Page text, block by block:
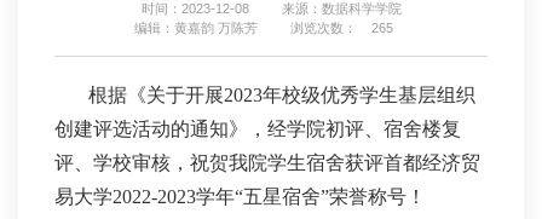
时间：2023-12-08
来源：数据科学学院
编辑：黄嘉韵 万陈芳
浏览次数： 265
根据《关于开展2023年校级优秀学生基层组织
创建评选活动的通知》，经学院初评、宿舍楼复
评、学校审核，祝贺我院学生宿舍获评首都经济贸
易大学2022-2023学年“五星宿舍”荣誉称号！